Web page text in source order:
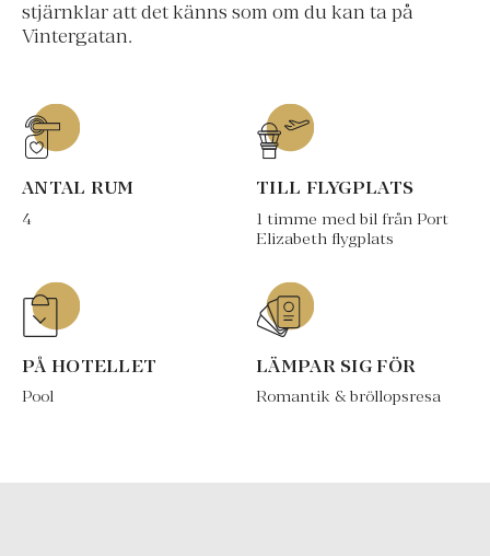
stjärnklar att det känns som om du kan ta på
Vintergatan.
ANTAL RUM
4
TILL FLYGPLATS
1 timme med bil från Port
Elizabeth flygplats
PÅ HOTELLET
Pool
LÄMPAR SIG FÖR
Romantik & bröllopsresa